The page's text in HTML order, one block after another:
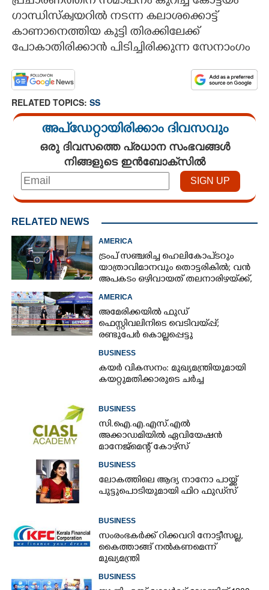
ഗാന്ധിസ്ക്വയറിൽ നടന്ന കലാശക്കൊട്ട്
കാണാനെത്തിയ കുട്ടി തിരക്കിലേക്ക്
പോകാതിരിക്കാൻ പിടിച്ചിരിക്കുന്ന സേനാംഗം
RELATED TOPICS: SS
അപ്ഡേറ്റായിരിക്കാം ദിവസവും
ഒരു ദിവസത്തെ പ്രധാന സംഭവങ്ങൾ
നിങ്ങളുടെ ഇൻബോക്സിൽ
RELATED NEWS
AMERICA
ട്രംപ് സഞ്ചരിച്ച ഹെലികോപ്‌ടറും
യാത്രാവിമാനവും തൊട്ടരികിൽ; വൻ
അപകടം ഒഴിവായത് തലനാരിഴയ്‌ക്ക്,
AMERICA
അമേരിക്കയിൽ ഫുഡ്
ഫെസ്റ്റിവലിനിടെ വെടിവയ്‌പ്പ്;
രണ്ടുപേർ കൊല്ലപ്പെട്ടു
BUSINESS
കയർ വികസനം: മുഖ്യമന്ത്രിയുമായി
കയറ്റുമതിക്കാരുടെ ചർച്ച
BUSINESS
സി.ഐ.എ.എസ്.എൽ
അക്കാഡമിയിൽ ഏവിയേഷൻ
മാനേജ്മെന്റ് കോഴ്സ്
BUSINESS
ലോകത്തിലെ ആദ്യ നാനോ പായ്ക്ക്
പുട്ടുപൊടിയുമായി ഫിറ ഫുഡ്‌സ്
BUSINESS
സംരംഭകർക്ക് റിക്കവറി നോട്ടീസല്ല,
കൈത്താങ്ങ് നൽകണമെന്ന്
മുഖ്യമന്ത്രി
BUSINESS